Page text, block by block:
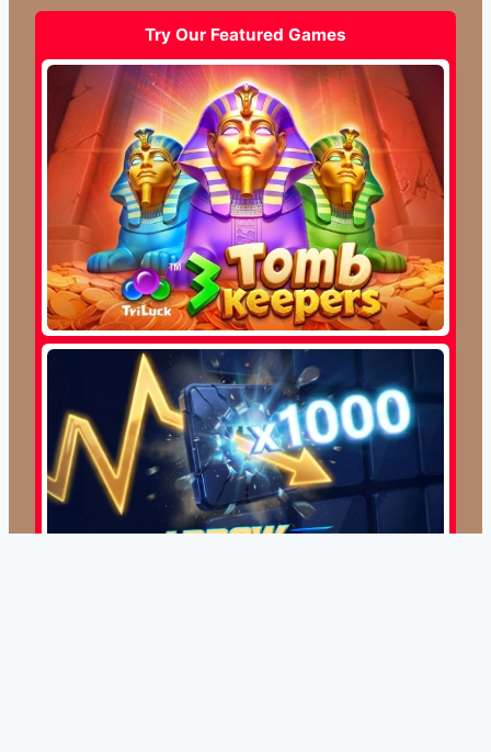
Try Our Featured Games